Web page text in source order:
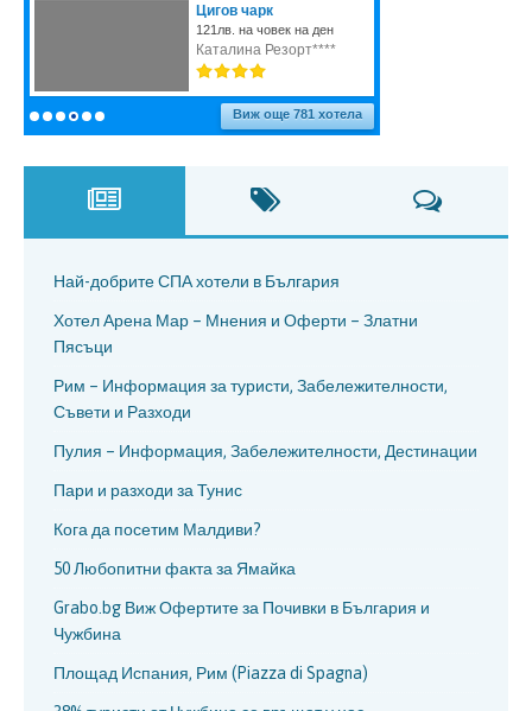
Най-добрите СПА хотели в България
Хотел Арена Мар – Мнения и Оферти – Златни
Пясъци
Рим – Информация за туристи, Забележителности,
Съвети и Разходи
Пулия – Информация, Забележителности, Дестинации
Пари и разходи за Тунис
Кога да посетим Малдиви?
50 Любопитни факта за Ямайка
Grabo.bg Виж Офертите за Почивки в България и
Чужбина
Площад Испания, Рим (Piazza di Spagna)